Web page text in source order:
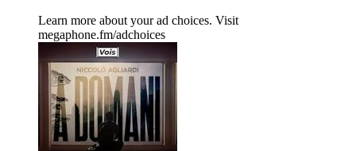
Learn more about your ad choices. Visit
megaphone.fm/adchoices